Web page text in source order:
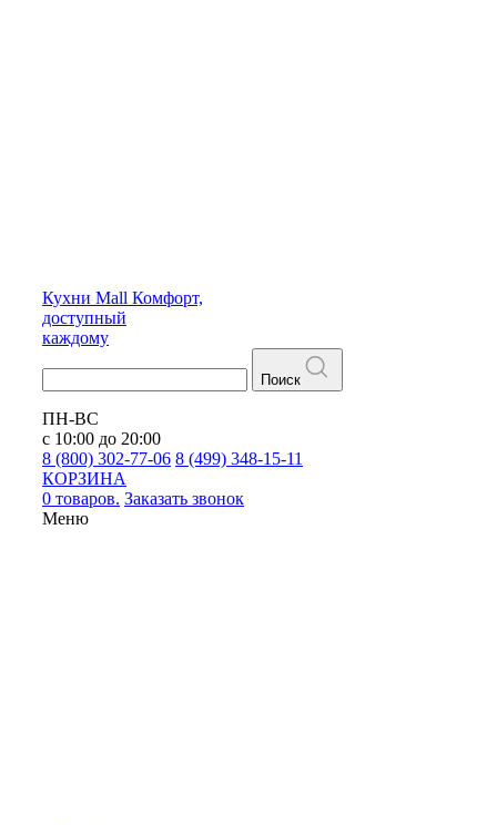
Кухни Mall Комфорт,
доступный
каждому
Поиск
ПН-ВС
с 10:00 до 20:00
8 (800) 302-77-06 8 (499) 348-15-11
КОРЗИНА
0 товаров. Заказать звонок
Меню